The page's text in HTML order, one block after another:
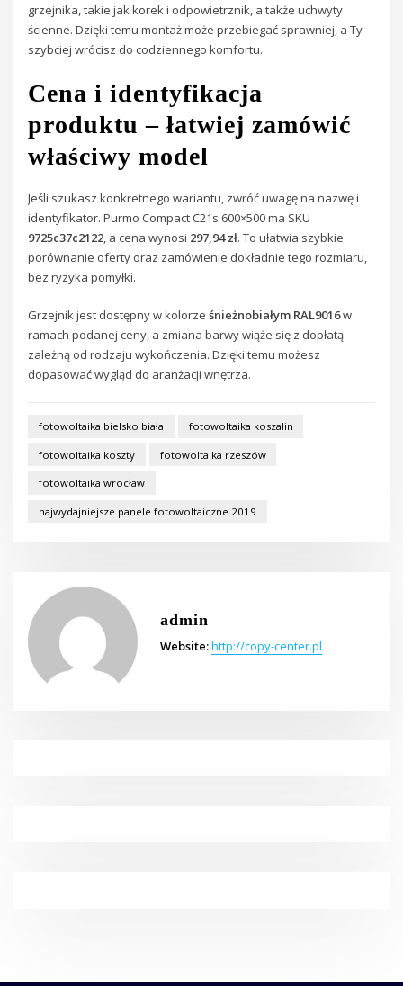
grzejnika, takie jak korek i odpowietrznik, a także uchwyty
ścienne. Dzięki temu montaż może przebiegać sprawniej, a Ty
szybciej wrócisz do codziennego komfortu.
Cena i identyfikacja
produktu – łatwiej zamówić
właściwy model
Jeśli szukasz konkretnego wariantu, zwróć uwagę na nazwę i
identyfikator. Purmo Compact C21s 600×500 ma SKU
9725c37c2122, a cena wynosi 297,94 zł. To ułatwia szybkie
porównanie oferty oraz zamówienie dokładnie tego rozmiaru,
bez ryzyka pomyłki.
Grzejnik jest dostępny w kolorześnieżnobiałym RAL9016w
ramach podanej ceny, a zmiana barwy wiąże się z dopłatą
zależną od rodzaju wykończenia. Dzięki temu możesz
dopasować wygląd do aranżacji wnętrza.
fotowoltaika bielsko biała fotowoltaika koszalin
fotowoltaika koszty fotowoltaika rzeszów
fotowoltaika wrocław
najwydajniejsze panele fotowoltaiczne 2019
admin
Website:http://copy-center.pl